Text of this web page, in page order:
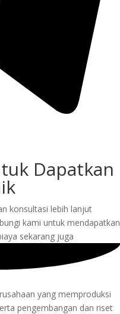
Dapatkan
konsultasi lebih lanjut
kami untuk mendapatkan
sekarang juga
yang memproduksi
pengembangan dan riset